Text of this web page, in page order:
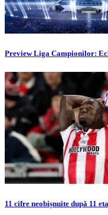
Preview Liga Campionilor:
11 cifre neobișnuite după 11